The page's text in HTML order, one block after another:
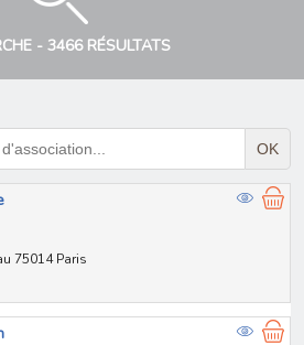
- 3466 RÉSULTATS
OK
75014 Paris